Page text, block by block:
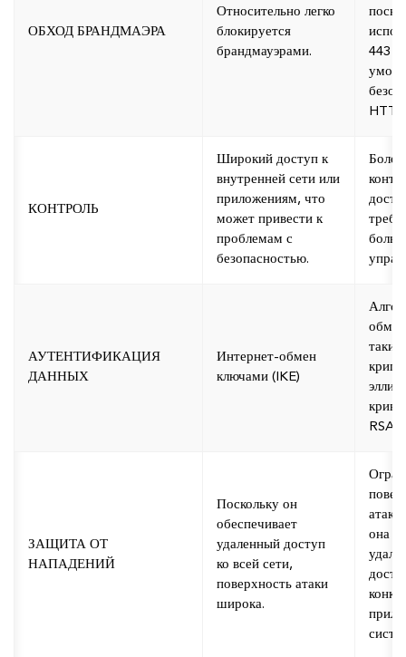
ОБХОД БРАНДМАЭРА
Относительно легко
блокируется
брандмауэрами.
443
КОНТРОЛЬ
Широкий доступ к
внутренней сети или
приложениям, что
может привести к
проблемам с
безопасностью.
АУТЕНТИФИКАЦИЯ
ДАННЫХ
Интернет-обмен
ключами (IKE)
такие
RSA.
ЗАЩИТА ОТ
НАПАДЕНИЙ
Поскольку он
обеспечивает
удаленный доступ
ко всей сети,
поверхность атаки
широка.
она